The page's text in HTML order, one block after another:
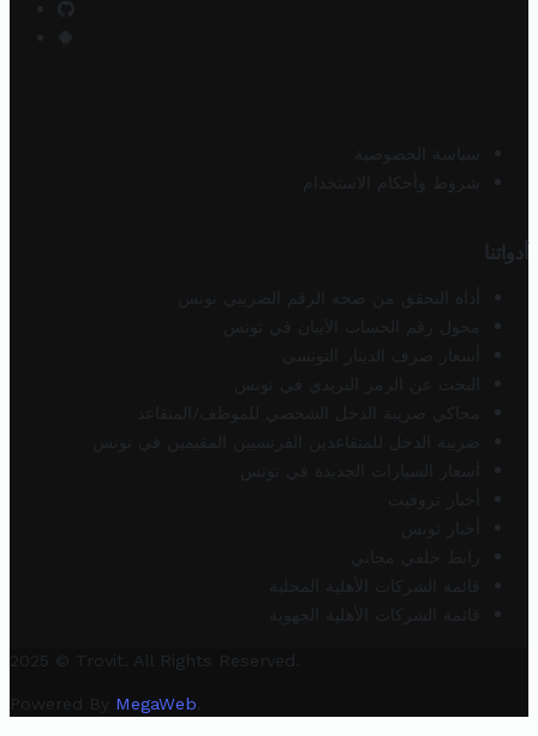
سياسة الخصوصية
شروط وأحكام الاستخدام
أدواتنا
أداة التحقق من صحة الرقم الضريبي تونس
محول رقم الحساب الآيبان في تونس
أسعار صرف الدينار التونسي
البحث عن الرمز البريدي في تونس
محاكي ضريبة الدخل الشخصي للموظف/المتقاعد
ضريبة الدخل للمتقاعدين الفرنسيين المقيمين في تونس
أسعار السيارات الجديدة في تونس
أخبار تروفيت
أخبار تونس
رابط خلفي مجاني
قائمة الشركات الأهلية المحلية
قائمة الشركات الأهلية الجهوية
2025 © Trovit. All Rights Reserved.
Powered By MegaWeb